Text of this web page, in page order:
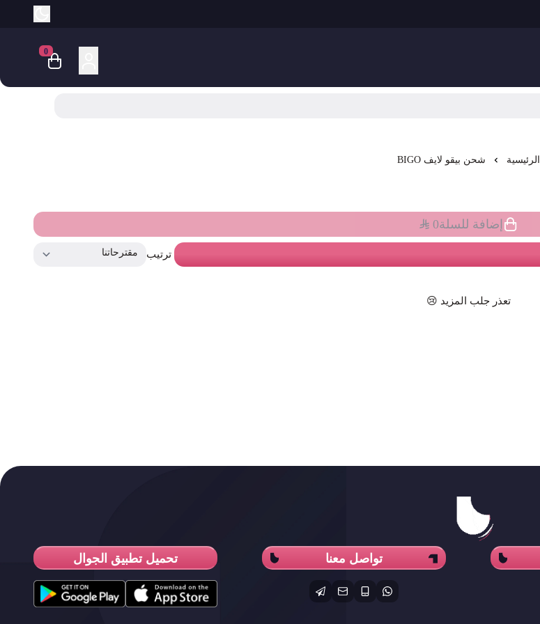
0
الرئيسية شحن بيقو لايف BIGO
إضافة للسلة0
ترتيب
تعذر جلب المزيد 😢
تواصل معنا تحميل تطبيق الجوال